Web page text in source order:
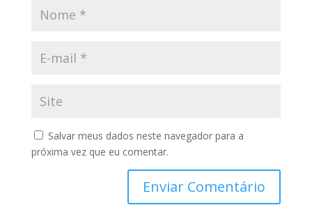
Salvar meus dados neste navegador para a
próxima vez que eu comentar.